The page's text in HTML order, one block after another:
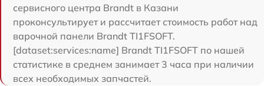
сервисного центра Brandt в Казани
проконсультирует и рассчитает стоимость работ над
варочной панели Brandt TI1FSOFT.
[dataset:services:name] Brandt TI1FSOFT по нашей
статистике в среднем занимает 3 часа при наличии
всех необходимых запчастей.